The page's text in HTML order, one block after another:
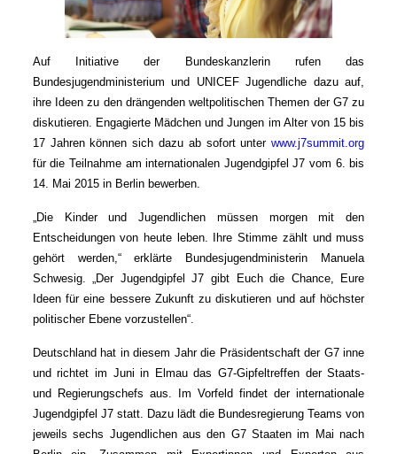
Auf Initiative der Bundeskanzlerin rufen das
Bundesjugendministerium und UNICEF Jugendliche dazu auf,
ihre Ideen zu den drängenden weltpolitischen Themen der G7 zu
diskutieren. Engagierte Mädchen und Jungen im Alter von 15 bis
17 Jahren können sich dazu ab sofort unterwww.j7summit.org
für die Teilnahme am internationalen Jugendgipfel J7 vom 6. bis
14. Mai 2015 in Berlin bewerben.
„Die Kinder und Jugendlichen müssen morgen mit den
Entscheidungen von heute leben. Ihre Stimme zählt und muss
gehört werden,“ erklärte Bundesjugendministerin Manuela
Schwesig. „Der Jugendgipfel J7 gibt Euch die Chance, Eure
Ideen für eine bessere Zukunft zu diskutieren und auf höchster
politischer Ebene vorzustellen“.
Deutschland hat in diesem Jahr die Präsidentschaft der G7 inne
und richtet im Juni in Elmau das G7-Gipfeltreffen der Staats-
und Regierungschefs aus. Im Vorfeld findet der internationale
Jugendgipfel J7 statt. Dazu lädt die Bundesregierung Teams von
jeweils sechs Jugendlichen aus den G7 Staaten im Mai nach